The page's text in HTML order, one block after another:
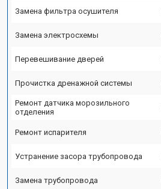
Замена фильтра осушителя
Замена электросхемы
Перевешивание дверей
Прочистка дренажной системы
Ремонт датчика морозильного
отделения
Ремонт испарителя
Устранение засора трубопровода
Замена трубопровода